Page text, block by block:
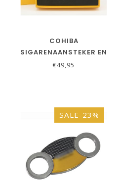
COHIBA
SIGARENAANSTEKER EN
SIGARENKNIPPER SET IN
€49,95
SALE-23%